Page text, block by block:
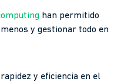
han permitido
y gestionar todo en
y eficiencia en el